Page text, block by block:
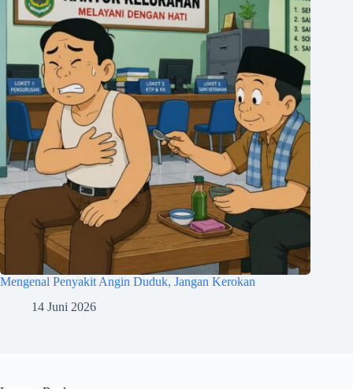
Mengenal Penyakit Angin Duduk, Jangan Kerokan
14 Juni 2026